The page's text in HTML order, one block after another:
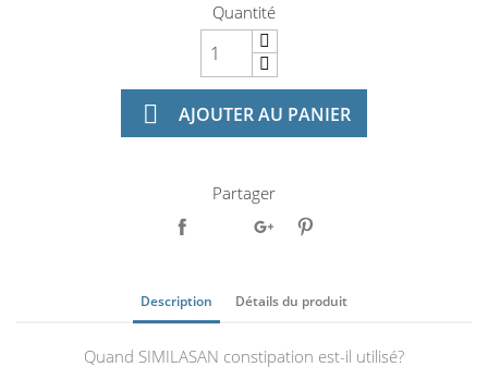
Quantité
 AJOUTER AU PANIER
Partager
Description Détails du produit
Quand SIMILASAN constipation est-il utilisé?